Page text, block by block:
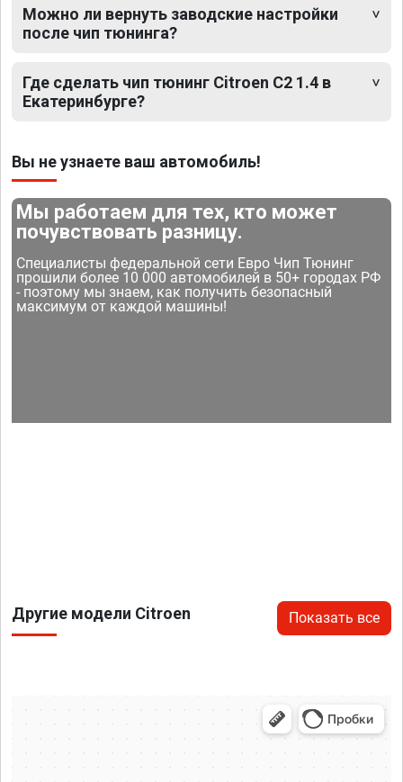
Можно ли вернуть заводские настройки
после чип тюнинга?
Где сделать чип тюнинг Citroen C2 1.4 в
Екатеринбурге?
Вы не узнаете ваш автомобиль!
Мы работаем для тех, кто может
почувствовать разницу.
Специалисты федеральной сети Евро Чип Тюнинг
прошили более 10 000 автомобилей в 50+ городах РФ
- поэтому мы знаем, как получить безопасный
максимум от каждой машины!
Другие модели Citroen Показать все